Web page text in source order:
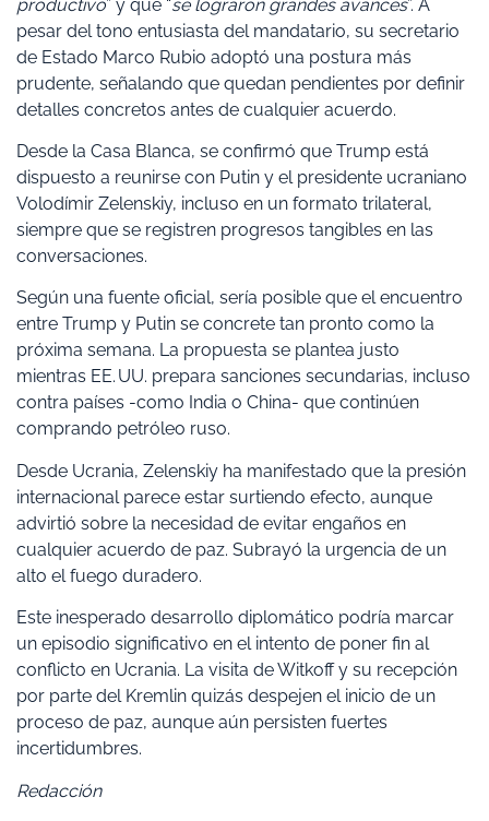
productivo” y que “se lograron grandes avances”. A
pesar del tono entusiasta del mandatario, su secretario
de Estado Marco Rubio adoptó una postura más
prudente, señalando que quedan pendientes por definir
detalles concretos antes de cualquier acuerdo.
Desde la Casa Blanca, se confirmó que Trump está
dispuesto a reunirse con Putin y el presidente ucraniano
Volodímir Zelenskiy, incluso en un formato trilateral,
siempre que se registren progresos tangibles en las
conversaciones.
Según una fuente oficial, sería posible que el encuentro
entre Trump y Putin se concrete tan pronto como la
próxima semana. La propuesta se plantea justo
mientras EE. UU. prepara sanciones secundarias, incluso
contra países -como India o China- que continúen
comprando petróleo ruso.
Desde Ucrania, Zelenskiy ha manifestado que la presión
internacional parece estar surtiendo efecto, aunque
advirtió sobre la necesidad de evitar engaños en
cualquier acuerdo de paz. Subrayó la urgencia de un
alto el fuego duradero.
Este inesperado desarrollo diplomático podría marcar
un episodio significativo en el intento de poner fin al
conflicto en Ucrania. La visita de Witkoff y su recepción
por parte del Kremlin quizás despejen el inicio de un
proceso de paz, aunque aún persisten fuertes
incertidumbres.
Redacción